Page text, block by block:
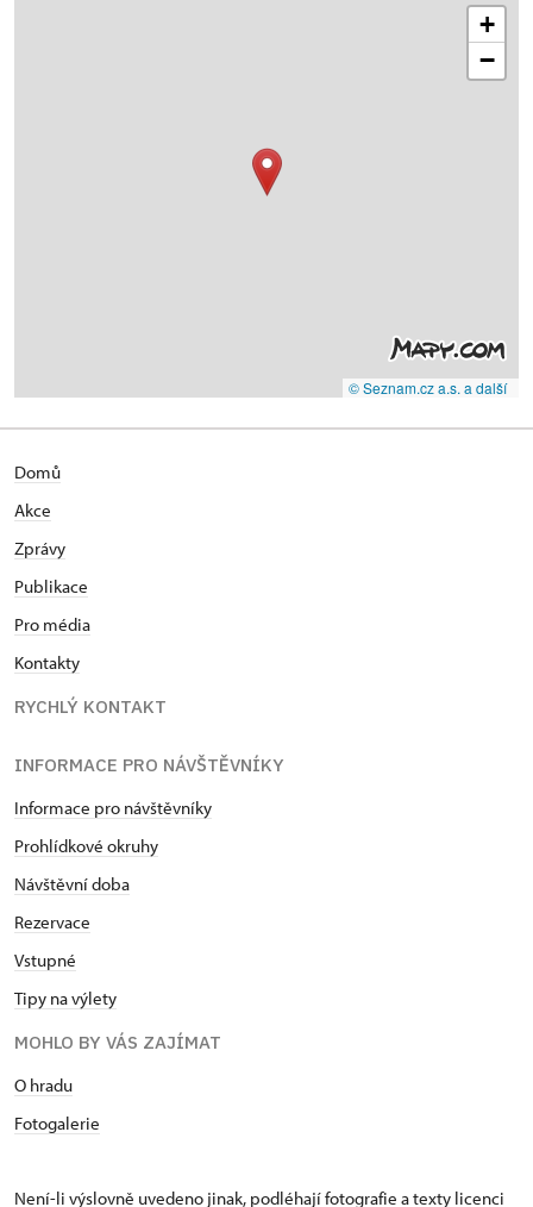
+
−
© Seznam.cz a.s. a další
Domů
Akce
Zprávy
Publikace
Pro média
Kontakty
RYCHLÝ KONTAKT
INFORMACE PRO NÁVŠTĚVNÍKY
Informace pro návštěvníky
Prohlídkové okruhy
Návštěvní doba
Rezervace
Vstupné
Tipy na výlety
MOHLO BY VÁS ZAJÍMAT
O hradu
Fotogalerie
Není-li výslovně uvedeno jinak, podléhají fotografie a texty licenci